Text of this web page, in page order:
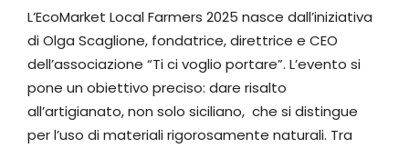
L’EcoMarket Local Farmers 2025 nasce dall’iniziativa
di Olga Scaglione, fondatrice, direttrice e CEO
dell’associazione “Ti ci voglio portare”. L’evento si
pone un obiettivo preciso: dare risalto
all’artigianato, non solo siciliano, che si distingue
per l’uso di materiali rigorosamente naturali. Tra